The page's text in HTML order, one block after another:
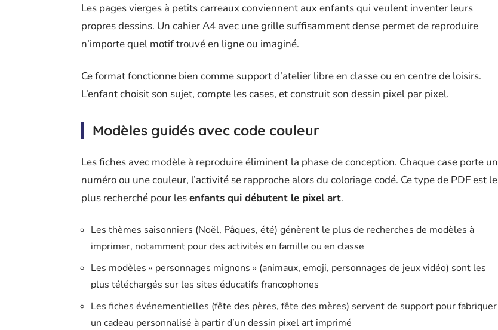
Les pages vierges à petits carreaux conviennent aux enfants qui veulent inventer leurs
propres dessins. Un cahier A4 avec une grille suffisamment dense permet de reproduire
n’importe quel motif trouvé en ligne ou imaginé.
Ce format fonctionne bien comme support d’atelier libre en classe ou en centre de loisirs.
L’enfant choisit son sujet, compte les cases, et construit son dessin pixel par pixel.
Modèles guidés avec code couleur
Les fiches avec modèle à reproduire éliminent la phase de conception. Chaque case porte un
numéro ou une couleur, l’activité se rapproche alors du coloriage codé. Ce type de PDF est le
plus recherché pour lesenfants qui débutent le pixel art.
Les thèmes saisonniers (Noël, Pâques, été) génèrent le plus de recherches de modèles à
imprimer, notamment pour des activités en famille ou en classe
Les modèles « personnages mignons » (animaux, emoji, personnages de jeux vidéo) sont les
plus téléchargés sur les sites éducatifs francophones
Les fiches événementielles (fête des pères, fête des mères) servent de support pour fabriquer
un cadeau personnalisé à partir d’un dessin pixel art imprimé